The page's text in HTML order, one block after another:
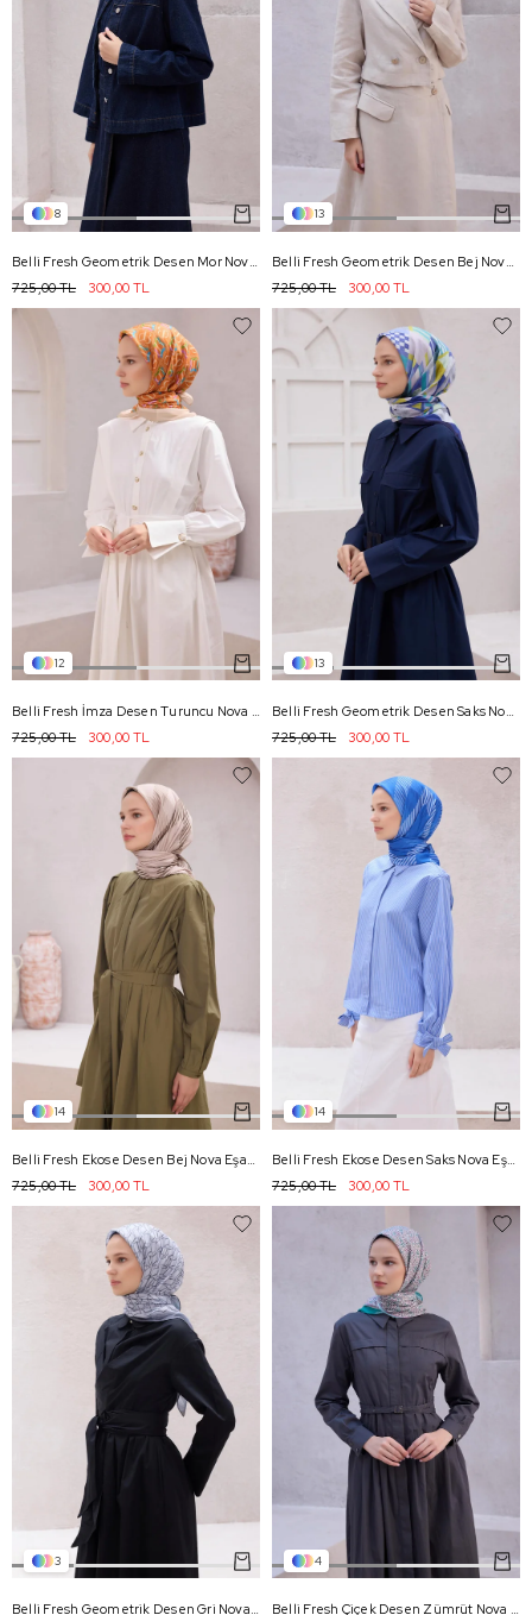
8
Belli Fresh Geometrik Desen Mor Nova Eşarp 1007 - 13
300,00 TL
725,00 TL
13
Belli Fresh Geometrik Desen Bej Nova Eşarp 1010 - 16
300,00 TL
725,00 TL
12
300,00 TL
725,00 TL
13
300,00 TL
725,00 TL
14
Belli Fresh Ekose Desen Bej Nova Eşarp 1005 - 25
300,00 TL
725,00 TL
14
Belli Fresh Ekose Desen Saks Nova Eşarp 1005 - 08
300,00 TL
725,00 TL
3 4